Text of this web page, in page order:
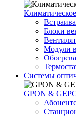
Блоки
Модули
Системы
GPON &